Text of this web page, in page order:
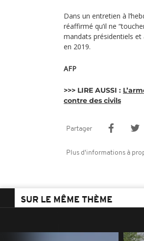
Dans un entretien à
réaffirmé qu’il ne
mandats présidentiels et
en 2019.
AFP
>>> LIRE AUSSI :
contre des civils
Partager
Plus d'informations à
SUR LE MÊME THÈME